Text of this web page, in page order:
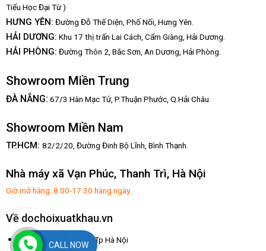
Tiểu Học Đại Từ )
HƯNG YÊN: Đường Đỗ Thế Diện, Phố Nối, Hưng Yên.
HẢI DƯƠNG: Khu 17 thị trấn Lai Cách, Cẩm Giàng, Hải Dương.
HẢI PHÒNG: Đường Thôn 2, Bắc Sơn, An Dương, Hải Phòng.
Showroom Miền Trung
ĐÀ NẴNG: 67/3 Hàn Mạc Tử, P.Thuận Phước, Q.Hải Châu.
Showroom Miền Nam
TP.HCM: 82/2/20, Đường Đinh Bộ Lĩnh, Bình Thạnh.
Nhà máy xã Vạn Phúc, Thanh Trì, Hà Nội
Giờ mở hàng: 8:00-17:30 hàng ngày
Về dochoixuatkhau.vn
Chính sách giao hàng Tp Hà Nội
CALL NOW